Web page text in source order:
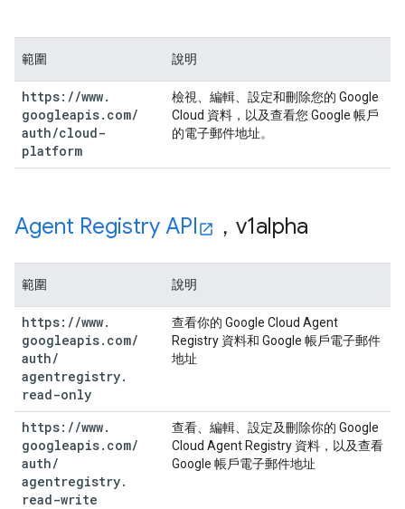
範圍 說明
https: //www.
googleapis. com/
auth/cloud-
platform
檢視、編輯、設定和刪除您的 Google
Cloud 資料，以及查看您 Google 帳戶
的電子郵件地址。
Agent Registry API ，v1alpha
範圍 說明
https: //www.
googleapis. com/
auth/
agentregistry.
read-only
查看你的 Google Cloud Agent
Registry 資料和 Google 帳戶電子郵件
地址
https: //www.
googleapis. com/
auth/
agentregistry.
read-write
查看、編輯、設定及刪除你的 Google
Cloud Agent Registry 資料，以及查看
Google 帳戶電子郵件地址